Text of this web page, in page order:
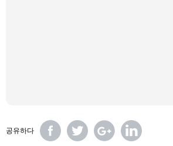
공유하다